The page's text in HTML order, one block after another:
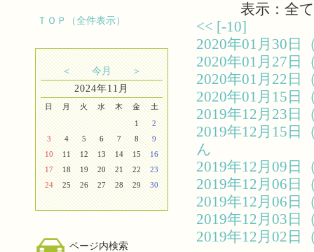
ＴＯＰ（全件表示）
＜ 今月
＞
2024年11月
日 月 火 水 木 金
土
1
2
3
4 5 6 7 8
9
10
11 12 13 14 15
16
17
18 19 20 21 22
23
24
25 26 27 28 29 30
ページ内検索
表示：全て
<< [-10]
2020年01月30
2020年01月27
2020年01月22
2020年01月15
2019年12月23
2019年12月15
ん
2019年12月09
2019年12月06
2019年12月06
2019年12月03
2019年12月02